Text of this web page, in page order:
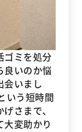
ゴミを処分
良いのか悩
会いまし
いう短時間
さまで、
変助かり